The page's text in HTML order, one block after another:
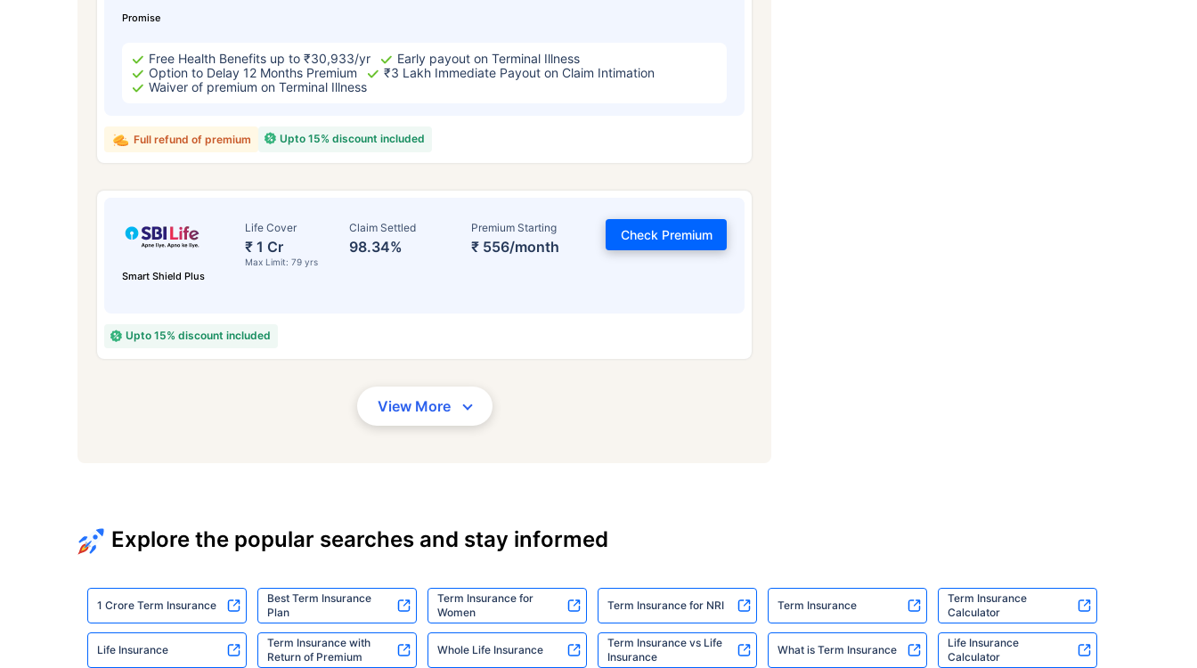
Promise
Free Health Benefits up to ₹30,933/yr
Early payout on Terminal Illness
Option to Delay 12 Months Premium
₹3 Lakh Immediate Payout on Claim Intimation
Waiver of premium on Terminal Illness
Upto 15% discount included
Full refund of premium
Smart Shield Plus
Life Cover
₹ 1 Cr
Max Limit: 79 yrs
Claim Settled
98.34%
Premium Starting
₹ 556/month
Check Premium
Upto 15% discount included
View More
Explore the popular searches and stay informed
1 Crore Term Insurance
Best Term Insurance
Plan
Term Insurance for
Women
Term Insurance for NRI Term Insurance
Term Insurance
Calculator
Life Insurance
Term Insurance with
Return of Premium
Whole Life Insurance
Term Insurance vs Life
Insurance
What is Term Insurance
Life Insurance
Calculator